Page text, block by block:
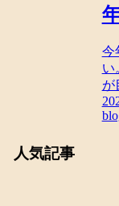
今
い
が
人気記事